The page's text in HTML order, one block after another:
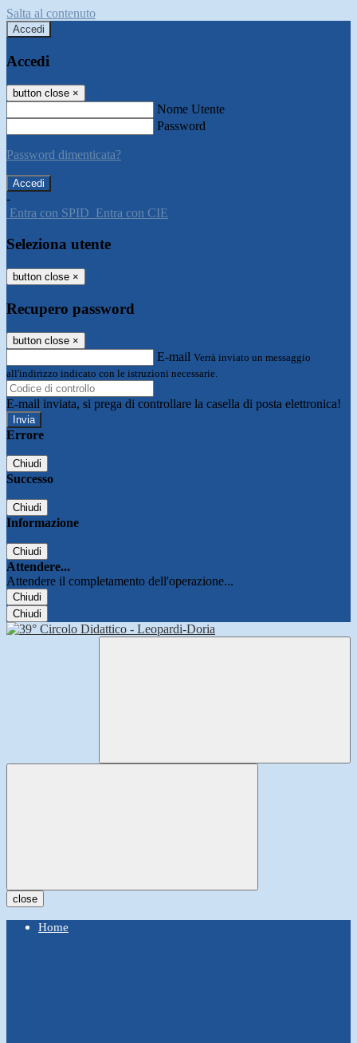
Salta al contenuto
Accedi
Accedi
button close ×
Nome Utente
Password
Password dimenticata?
-
Entra con SPID Entra con CIE
Seleziona utente
button close ×
Recupero password
button close ×
E-mail Verrà inviato un messaggio
all'indirizzo indicato con le istruzioni necessarie.
E-mail inviata, si prega di controllare la casella di posta elettronica!
Errore
Chiudi
Successo
Chiudi
Informazione
Chiudi
Attendere...
Attendere il completamento dell'operazione...
Chiudi
Chiudi
close
Home